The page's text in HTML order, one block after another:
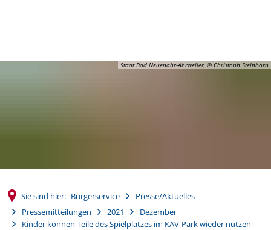
Stadt Bad Neuenahr-Ahrweiler, © Christoph Steinborn
Sie sind hier: Bürgerservice
Presse/Aktuelles
Pressemitteilungen
2021
Dezember
Kinder können Teile des Spielplatzes im KAV-Park wieder nutzen